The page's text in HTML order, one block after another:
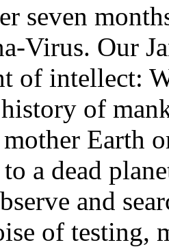
seven
Virus. Our
of intellect:
of
Earth
a dead
and
of testing,